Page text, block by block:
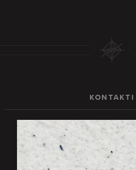
KONTAKTI